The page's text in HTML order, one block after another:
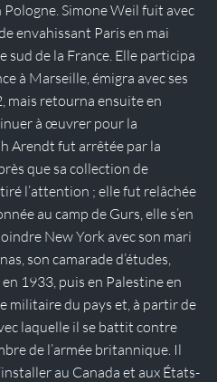
Simone Weil fuit avec
envahissant Paris en mai
sud de la France. Elle participa
à Marseille, émigra avec ses
mais retourna ensuite en
à œuvrer pour la
Arendt fut arrêtée par la
que sa collection de
l’attention ; elle fut relâchée
au camp de Gurs, elle s’en
New York avec son mari
son camarade d’études,
1933, puis en Palestine en
militaire du pays et, à partir de
laquelle il se battit contre
de l’armée britannique. Il
au Canada et aux États-